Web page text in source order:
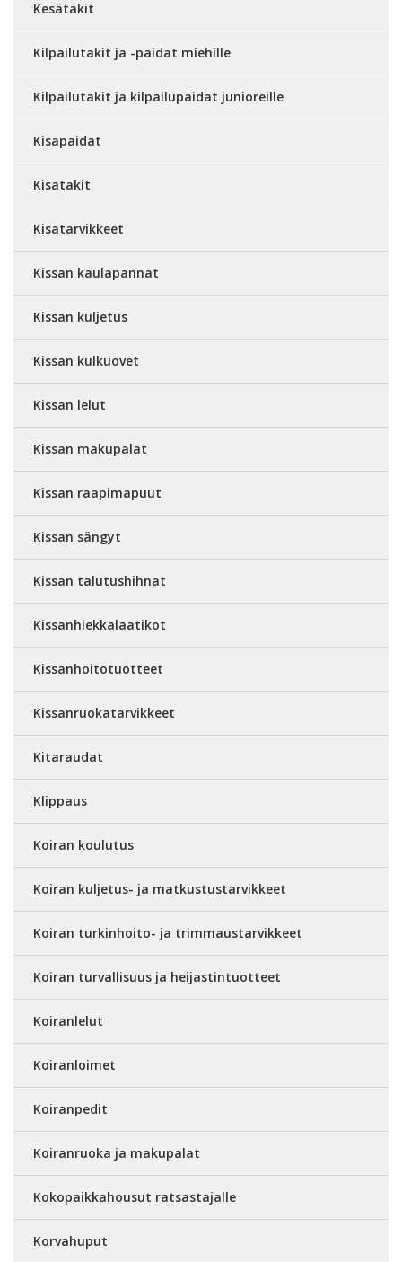
Kesätakit
Kilpailutakit ja -paidat miehille
Kilpailutakit ja kilpailupaidat junioreille
Kisapaidat
Kisatakit
Kisatarvikkeet
Kissan kaulapannat
Kissan kuljetus
Kissan kulkuovet
Kissan lelut
Kissan makupalat
Kissan raapimapuut
Kissan sängyt
Kissan talutushihnat
Kissanhiekkalaatikot
Kissanhoitotuotteet
Kissanruokatarvikkeet
Kitaraudat
Klippaus
Koiran koulutus
Koiran kuljetus- ja matkustustarvikkeet
Koiran turkinhoito- ja trimmaustarvikkeet
Koiran turvallisuus ja heijastintuotteet
Koiranlelut
Koiranloimet
Koiranpedit
Koiranruoka ja makupalat
Kokopaikkahousut ratsastajalle
Korvahuput